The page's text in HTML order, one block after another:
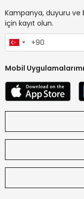
Kampanya, duyuru
için kayıt olun.
Mobil